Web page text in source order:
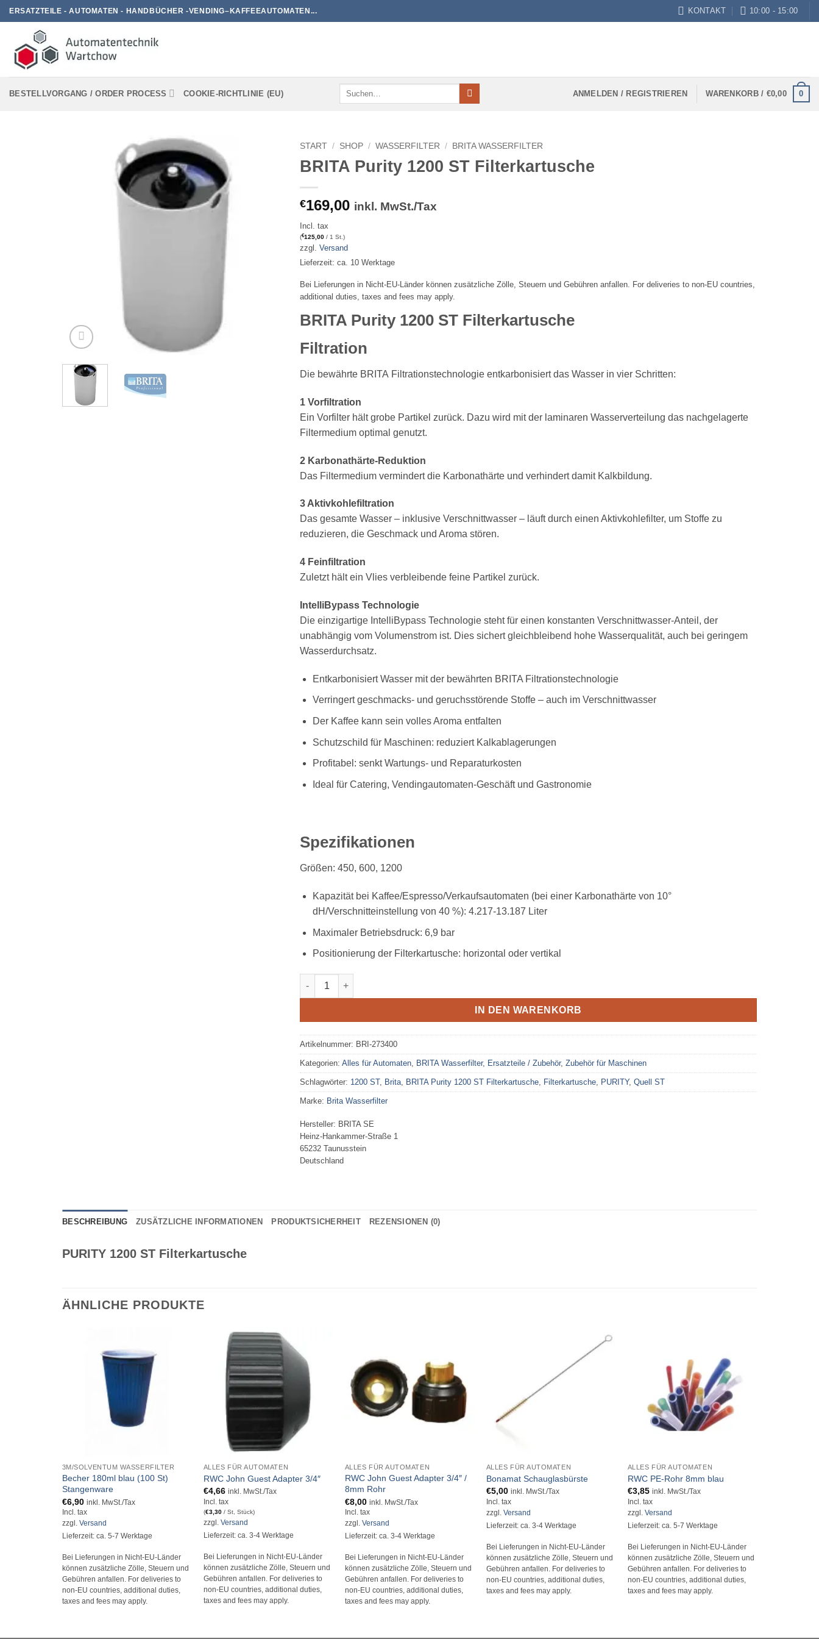
Zum
Inhalt
springen
ERSATZTEILE - AUTOMATEN - HANDBÜCHER -VENDING–KAFFEEAUTOMATEN... KONTAKT 10:00 - 15:00
BESTELLVORGANG / ORDER PROCESS COOKIE-RICHTLINIE (EU)
Suchen
ANMELDEN / REGISTRIEREN WARENKORB / €0,00 0
START / SHOP / WASSERFILTER / BRITA WASSERFILTER
BRITA Purity 1200 ST Filterkartusche
€169,00 inkl. MwSt./Tax
Incl. tax
(€125,00 / 1 St.)
zzgl. Versand
Lieferzeit: ca. 10 Werktage
Bei Lieferungen in Nicht-EU-Länder können zusätzliche Zölle, Steuern und Gebühren anfallen. For deliveries to non-EU countries,
additional duties, taxes and fees may apply.
BRITA Purity 1200 ST Filterkartusche
Filtration
Die bewährte BRITA Filtrationstechnologie entkarbonisiert das Wasser in vier Schritten:
1 Vorfiltration
Ein Vorfilter hält grobe Partikel zurück. Dazu wird mit der laminaren Wasserverteilung das nachgelagerte
Filtermedium optimal genutzt.
2 Karbonathärte-Reduktion
Das Filtermedium vermindert die Karbonathärte und verhindert damit Kalkbildung.
3 Aktivkohlefiltration
Das gesamte Wasser – inklusive Verschnittwasser – läuft durch einen Aktivkohlefilter, um Stoffe zu
reduzieren, die Geschmack und Aroma stören.
4 Feinfiltration
Zuletzt hält ein Vlies verbleibende feine Partikel zurück.
IntelliBypass Technologie
Die einzigartige IntelliBypass Technologie steht für einen konstanten Verschnittwasser-Anteil, der
unabhängig vom Volumenstrom ist. Dies sichert gleichbleibend hohe Wasserqualität, auch bei geringem
Wasserdurchsatz.
Entkarbonisiert Wasser mit der bewährten BRITA Filtrationstechnologie
Verringert geschmacks- und geruchsstörende Stoffe – auch im Verschnittwasser
Der Kaffee kann sein volles Aroma entfalten
Schutzschild für Maschinen: reduziert Kalkablagerungen
Profitabel: senkt Wartungs- und Reparaturkosten
Ideal für Catering, Vendingautomaten-Geschäft und Gastronomie
Spezifikationen
Größen: 450, 600, 1200
Kapazität bei Kaffee/Espresso/Verkaufsautomaten (bei einer Karbonathärte von 10°
dH/Verschnitteinstellung von 40 %): 4.217-13.187 Liter
Maximaler Betriebsdruck: 6,9 bar
Positionierung der Filterkartusche: horizontal oder vertikal
BRITA Purity 1200 ST Filterkartusche Menge
IN DEN WARENKORB
Artikelnummer: BRI-273400
Kategorien: Alles für Automaten BRITA Wasserfilter, Ersatzteile / Zubehör, Zubehör für Maschinen
Schlagwörter: 1200 ST, Brita BRITA Purity 1200 ST Filterkartusche Filterkartusche PURITY, Quell ST
Marke: Brita Wasserfilter
Hersteller: BRITA SE
Heinz-Hankammer-Straße 1
65232 Taunusstein
Deutschland
BESCHREIBUNG ZUSÄTZLICHE INFORMATIONEN PRODUKTSICHERHEIT REZENSIONEN (0)
PURITY 1200 ST Filterkartusche
ÄHNLICHE PRODUKTE
3M/SOLVENTUM WASSERFILTER
Becher 180ml blau (100 St)
Stangenware
€6,90 inkl. MwSt./Tax
Incl. tax
zzgl. Versand
Lieferzeit: ca. 5-7 Werktage
Bei Lieferungen in Nicht-EU-Länder
können zusätzliche Zölle, Steuern und
Gebühren anfallen. For deliveries to
non-EU countries, additional duties,
taxes and fees may apply.
ALLES FÜR AUTOMATEN
RWC John Guest Adapter 3/4″
€4,66 inkl. MwSt./Tax
Incl. tax
(€3,30/ St, Stück)
zzgl. Versand
Lieferzeit: ca. 3-4 Werktage
Bei Lieferungen in Nicht-EU-Länder
können zusätzliche Zölle, Steuern und
Gebühren anfallen. For deliveries to
non-EU countries, additional duties,
taxes and fees may apply.
ALLES FÜR AUTOMATEN
RWC John Guest Adapter 3/4″ /
8mm Rohr
€8,00 inkl. MwSt./Tax
Incl. tax
zzgl. Versand
Lieferzeit: ca. 3-4 Werktage
Bei Lieferungen in Nicht-EU-Länder
können zusätzliche Zölle, Steuern und
Gebühren anfallen. For deliveries to
non-EU countries, additional duties,
taxes and fees may apply.
ALLES FÜR AUTOMATEN
Bonamat Schauglasbürste
€5,00 inkl. MwSt./Tax
Incl. tax
zzgl. Versand
Lieferzeit: ca. 3-4 Werktage
Bei Lieferungen in Nicht-EU-Länder
können zusätzliche Zölle, Steuern und
Gebühren anfallen. For deliveries to
non-EU countries, additional duties,
taxes and fees may apply.
ALLES FÜR AUTOMATEN
RWC PE-Rohr 8mm blau
€3,85 inkl. MwSt./Tax
Incl. tax
zzgl. Versand
Lieferzeit: ca. 5-7 Werktage
Bei Lieferungen in Nicht-EU-Länder
können zusätzliche Zölle, Steuern und
Gebühren anfallen. For deliveries to
non-EU countries, additional duties,
taxes and fees may apply.